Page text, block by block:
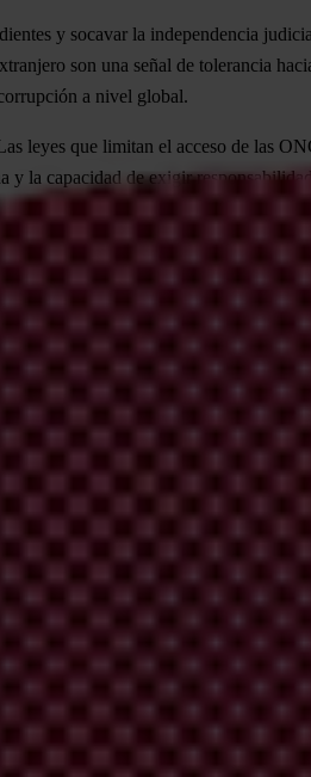
y socavar la independencia
son una señal de tolerancia
a nivel global.
leyes que limitan el acceso de las
la capacidad de exigir
y regional, consulte la página web
de prensa de Transparencia
Internacional.
indicador mundial de la
datos de 13 fuentes externas,
de expertos y empresarios, no
fue llevada a cabo por el
más información, consulte el siguiente